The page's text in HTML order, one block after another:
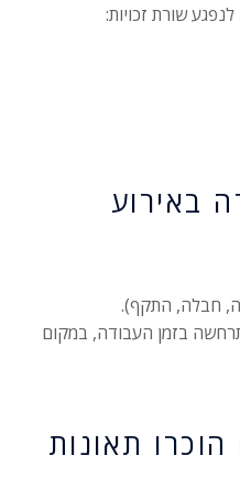
שורת זכויות:
באירוע
חבלה, התקף).
בזמן העבודה, במקום
הוכרו תאונות